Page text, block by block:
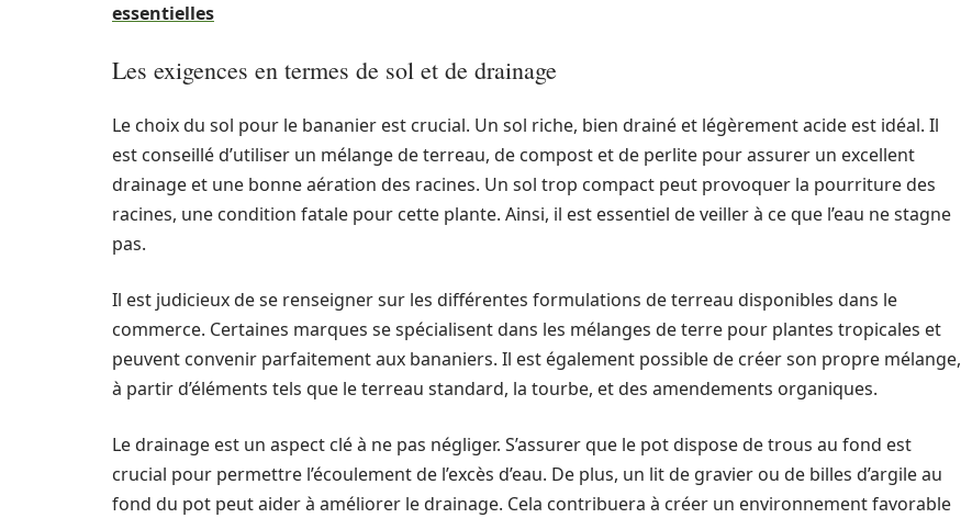
essentielles
Les exigences en termes de sol et de drainage
Le choix du sol pour le bananier est crucial. Un sol riche, bien drainé et légèrement acide est idéal. Il
est conseillé d’utiliser un mélange de terreau, de compost et de perlite pour assurer un excellent
drainage et une bonne aération des racines. Un sol trop compact peut provoquer la pourriture des
racines, une condition fatale pour cette plante. Ainsi, il est essentiel de veiller à ce que l’eau ne stagne
pas.
Il est judicieux de se renseigner sur les différentes formulations de terreau disponibles dans le
commerce. Certaines marques se spécialisent dans les mélanges de terre pour plantes tropicales et
peuvent convenir parfaitement aux bananiers. Il est également possible de créer son propre mélange,
à partir d’éléments tels que le terreau standard, la tourbe, et des amendements organiques.
Le drainage est un aspect clé à ne pas négliger. S’assurer que le pot dispose de trous au fond est
crucial pour permettre l’écoulement de l’excès d’eau. De plus, un lit de gravier ou de billes d’argile au
fond du pot peut aider à améliorer le drainage. Cela contribuera à créer un environnement favorable